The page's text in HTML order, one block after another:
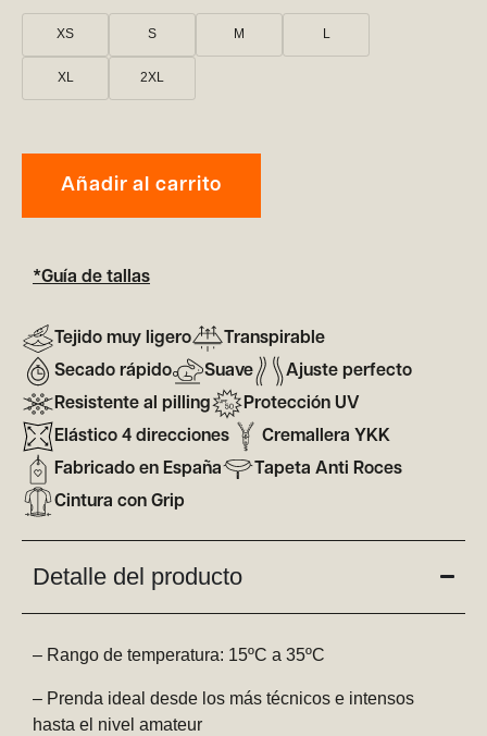
XS S M L
XL 2XL
Añadir al carrito
*Guía de tallas
Tejido muy ligero
Transpirable
Secado rápido
Suave
Ajuste perfecto
Resistente al pilling
Protección UV
Elástico 4 direcciones
Cremallera YKK
Fabricado en España
Tapeta Anti Roces
Cintura con Grip
Detalle del producto
– Rango de temperatura: 15ºC a 35ºC
– Prenda ideal desde los más técnicos e intensos
hasta el nivel amateur